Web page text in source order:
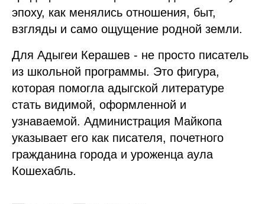
эпоху, как менялись отношения, быт,
взгляды и само ощущение родной земли.
Для Адыгеи Керашев - не просто писатель
из школьной программы. Это фигура,
которая помогла адыгской литературе
стать видимой, оформленной и
узнаваемой. Администрация Майкопа
указывает его как писателя, почетного
гражданина города и уроженца аула
Кошехабль.